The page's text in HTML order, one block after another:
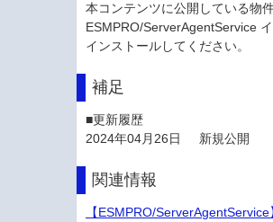
本コンテンツに公開している物
ESMPRO/ServerAgentService
インストールしてください。
補足
■更新履歴
2024年04月26日
新規公開
関連情報
【ESMPRO/